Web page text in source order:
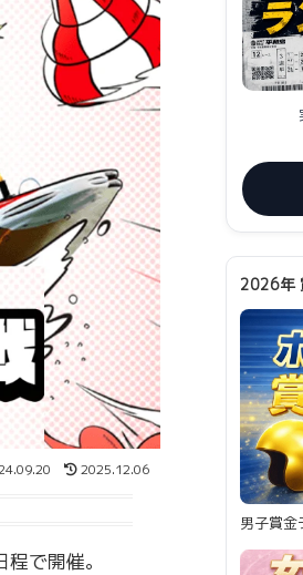
2025.12.06
で開催。
2026年
男子賞金